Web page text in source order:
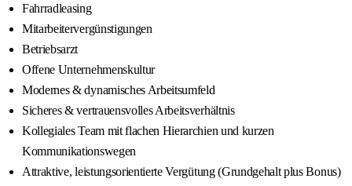
Fahrradleasing
Mitarbeitervergünstigungen
Betriebsarzt
Offene Unternehmenskultur
Modernes & dynamisches Arbeitsumfeld
Sicheres & vertrauensvolles Arbeitsverhältnis
Kollegiales Team mit flachen Hierarchien und kurzen
Kommunikationswegen
Attraktive, leistungsorientierte Vergütung (Grundgehalt plus Bonus)